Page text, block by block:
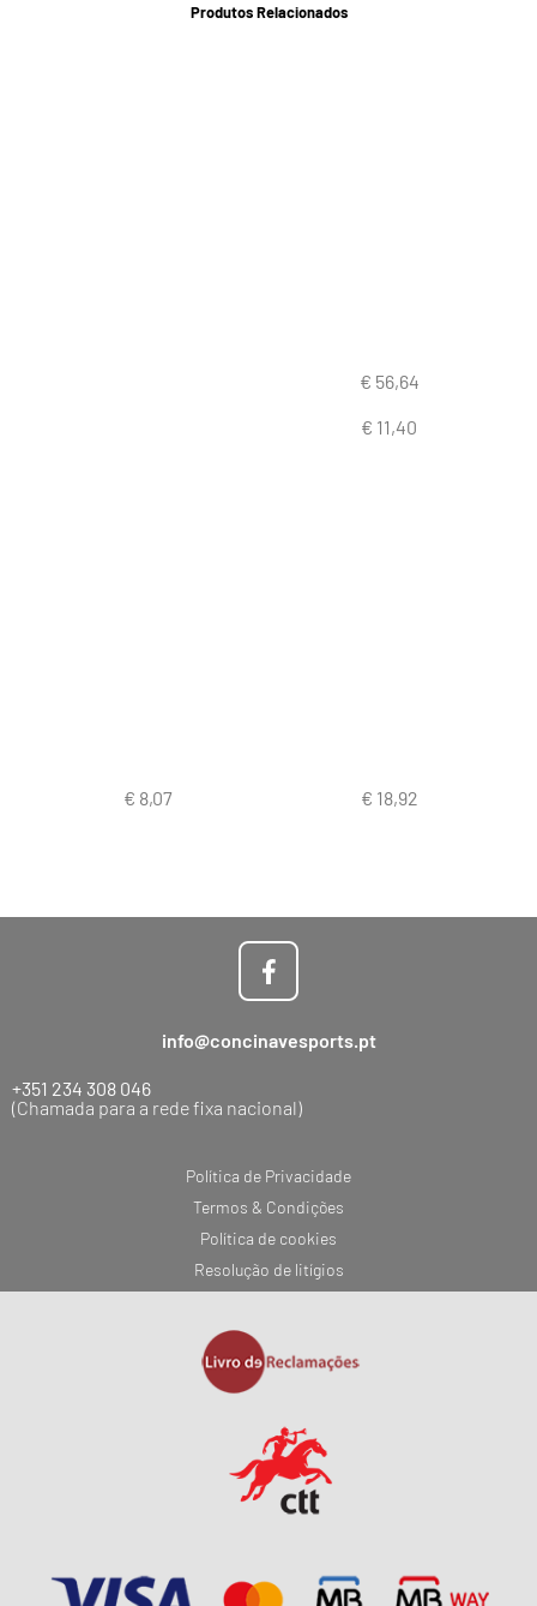
Produtos Relacionados
Política de Privacidade
Termos & Condições
Política de cookies
Resolução de litígios
info@concinavesports.pt
+351 234 308 046
(Chamada para a rede fixa nacional)